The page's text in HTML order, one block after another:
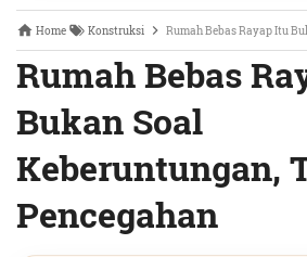
Home Konstruksi Rumah Bebas Rayap Itu Bukan
Rumah Bebas
Bukan Soal
Keberuntungan,
Pencegahan